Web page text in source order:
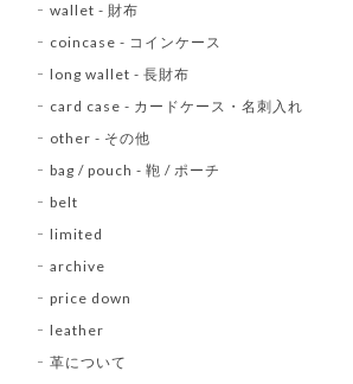
wallet - 財布
coincase - コインケース
long wallet - 長財布
card case - カードケース・名刺入れ
other - その他
bag / pouch - 鞄 / ポーチ
belt
limited
archive
price down
leather
革について